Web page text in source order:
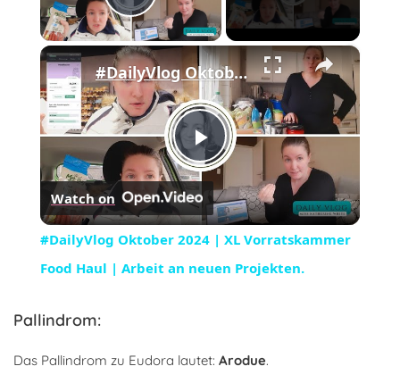
Play Video
×
Play
Video
#DailyVlog Oktober 2024 | XL Vorratskammer Food Haul | Arbeit an neuen Projekten.
Watch on
#DailyVlog Oktober 2024 | XL Vorratskammer
Food Haul | Arbeit an neuen Projekten.
Pallindrom:
Das Pallindrom zu Eudora lautet: Arodue.